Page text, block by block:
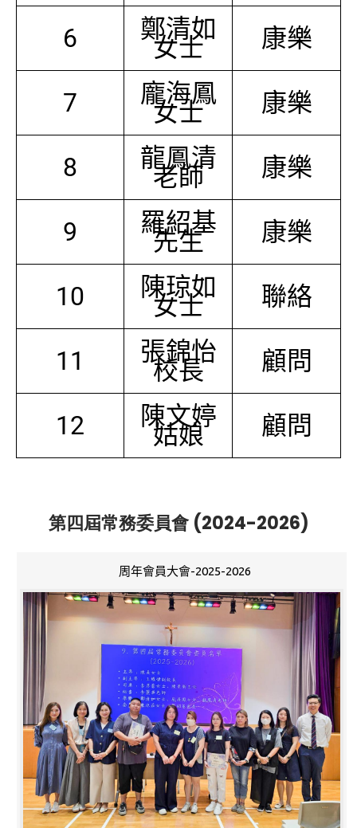
6 鄭清如
女士 康樂
7 龐海鳳
女士 康樂
8 龍鳳清
老師 康樂
9 羅紹基
先生 康樂
10 陳琼如
女士 聯絡
11 張錦怡
校長 顧問
12 陳文婷
姑娘 顧問
第四屆常務委員會 (2024-2026)
周年會員大會-2025-2026